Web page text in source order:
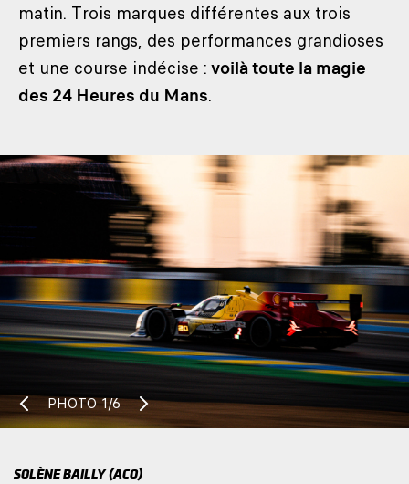
matin. Trois marques différentes aux trois
premiers rangs, des performances grandioses
et une course indécise :voilà toute la magie
des 24 Heures du Mans.
PHOTO1/6
SOLÈNE BAILLY (ACO)